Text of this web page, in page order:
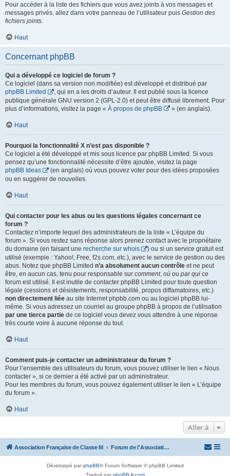
Pour accéder à la liste des fichiers que vous avez joints à vos messages et
messages privés, allez dans votre panneau de l’utilisateur puis Gestion des
fichiers joints.
Haut
Concernant phpBB
Qui a développé ce logiciel de forum ?
Ce logiciel (dans sa version non modifiée) est développé et distribué par
phpBB Limited
, qui en a les droits d’auteur. Il est publié sous la licence
publique générale GNU version 2 (GPL-2.0) et peut être diffusé librement. Pour
plus d’informations, visitez la page « À propos de phpBB » (en anglais).
Haut
Pourquoi la fonctionnalité X n’est pas disponible ?
Ce logiciel a été développé et mis sous licence par phpBB Limited. Si vous
pensez qu’une fonctionnalité nécessite d’être ajoutée, visitez la page
phpBB Ideas
(en anglais) où vous pouvez voter pour des idées proposées
ou en suggérer de nouvelles.
Haut
Qui contacter pour les abus ou les questions légales concernant ce
forum ?
Contactez n’importe lequel des administrateurs de la liste « L’équipe du
forum ». Si vous restez sans réponse alors prenez contact avec le propriétaire
du domaine (en faisant une recherche sur whois
) ou si un service gratuit est
utilisé (exemple : Yahoo!, Free, f2s.com, etc.), avec le service de gestion ou des
abus. Notez que phpBB Limited n’a absolument aucun contrôle et ne peut
être, en aucun cas, tenu pour responsable sur comment, où ou par qui ce
forum est utilisé. Il est inutile de contacter phpBB Limited pour toute question
légale (cessions et désistements, responsabilité, propos diffamatoires, etc.)
non directement liée au site Internet phpbb.com ou au logiciel phpBB lui-
même. Si vous adressez un courriel au groupe phpBB à propos de l’utilisation
par une tierce partie de ce logiciel vous devez vous attendre à une réponse
très courte voire à aucune réponse du tout.
Haut
Comment puis-je contacter un administrateur du forum ?
Pour l’ensemble des utilisateurs du forum, vous pouvez utiliser le lien « Nous
contacter », si ce dernier a été activé par un administrateur.
Pour les membres du forum, vous pouvez également utiliser le lien « L’équipe
du forum ».
Haut
Aller à
Association Française de Classe M Forum de l'Association Française de Classe M
Développé parphpBB® Forum Software © phpBB Limited
Traduit parphpBB-fr.com